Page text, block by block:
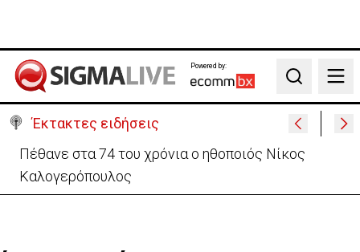
Powered by:
Search
Έκτακτες ειδήσεις
Ρωσία: Υψηλός ο κίνδυνος κλιμάκωσης σε Κύπρο –
Ανησυχία για την Πράσινη Γραμμή